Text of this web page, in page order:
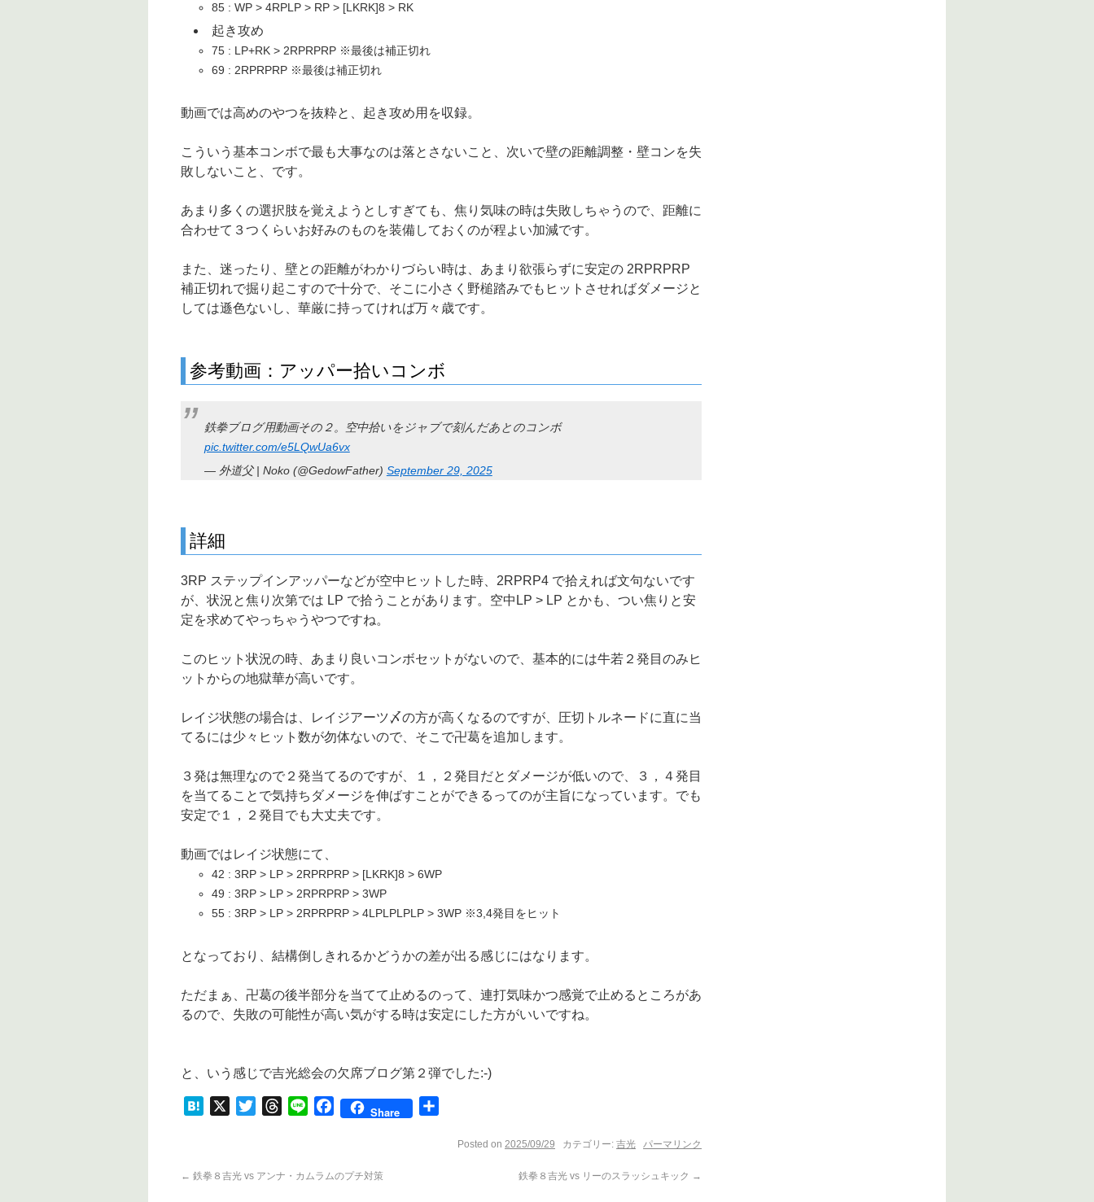
85 : WP > 4RPLP > RP > [LKRK]8 > RK
起き攻め
75 : LP+RK > 2RPRPRP ※最後は補正切れ
69 : 2RPRPRP ※最後は補正切れ
動画では高めのやつを抜粋と、起き攻め用を収録。
こういう基本コンボで最も大事なのは落とさないこと、次いで壁の距離調整・壁コンを失
敗しないこと、です。
あまり多くの選択肢を覚えようとしすぎても、焦り気味の時は失敗しちゃうので、距離に
合わせて３つくらいお好みのものを装備しておくのが程よい加減です。
また、迷ったり、壁との距離がわかりづらい時は、あまり欲張らずに安定の 2RPRPRP
補正切れで掘り起こすので十分で、そこに小さく野槌踏みでもヒットさせればダメージと
しては遜色ないし、華厳に持ってければ万々歳です。
参考動画：アッパー拾いコンボ
鉄拳ブログ用動画その２。空中拾いをジャブで刻んだあとのコンボ
pic.twitter.com/e5LQwUa6vx
— 外道父 | Noko (@GedowFather) September 29, 2025
詳細
3RP ステップインアッパーなどが空中ヒットした時、2RPRP4 で拾えれば文句ないです
が、状況と焦り次第では LP で拾うことがあります。空中LP > LP とかも、つい焦りと安
定を求めてやっちゃうやつですね。
このヒット状況の時、あまり良いコンボセットがないので、基本的には牛若２発目のみヒ
ットからの地獄華が高いです。
レイジ状態の場合は、レイジアーツ〆の方が高くなるのですが、圧切トルネードに直に当
てるには少々ヒット数が勿体ないので、そこで卍葛を追加します。
３発は無理なので２発当てるのですが、１，２発目だとダメージが低いので、３，４発目
を当てることで気持ちダメージを伸ばすことができるってのが主旨になっています。でも
安定で１，２発目でも大丈夫です。
動画ではレイジ状態にて、
42 : 3RP > LP > 2RPRPRP > [LKRK]8 > 6WP
49 : 3RP > LP > 2RPRPRP > 3WP
55 : 3RP > LP > 2RPRPRP > 4LPLPLPLP > 3WP ※3,4発目をヒット
となっており、結構倒しきれるかどうかの差が出る感じにはなります。
ただまぁ、卍葛の後半部分を当てて止めるのって、連打気味かつ感覚で止めるところがあ
るので、失敗の可能性が高い気がする時は安定にした方がいいですね。
と、いう感じで吉光総会の欠席ブログ第２弾でした:-)
Hatena TwitterThreads
Line FacebookShare
Posted on 2025/09/29 カテゴリー: 吉光 パーマリンク
← 鉄拳８吉光 vs アンナ・カムラムのプチ対策 鉄拳８吉光 vs リーのスラッシュキック →